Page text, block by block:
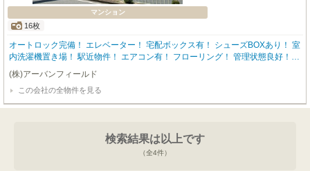
マンション
16枚
オートロック完備！ エレベーター！ 宅配ボックス有！ シューズBOXあり！ 室
内洗濯機置き場！ 駅近物件！ エアコン有！ フローリング！ 管理状態良好！
管理人常駐！
(株)アーバンフィールド
この会社の全物件を見る
検索結果は以上です
（全4件）